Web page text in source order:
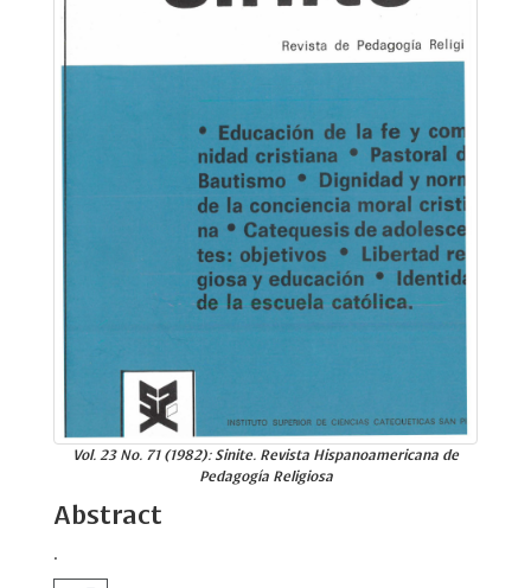
Vol. 23 No. 71 (1982): Sinite. Revista Hispanoamericana de
Pedagogía Religiosa
Abstract
.